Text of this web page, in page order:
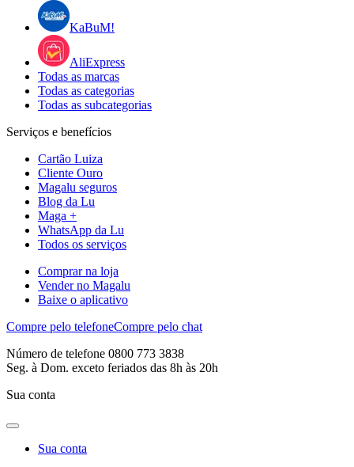
KaBuM!
AliExpress
Todas as marcas
Todas as categorias
Todas as subcategorias
Serviços e benefícios
Cartão Luiza
Cliente Ouro
Magalu seguros
Blog da Lu
Maga +
WhatsApp da Lu
Todos os serviços
Comprar na loja
Vender no Magalu
Baixe o aplicativo
Compre pelo telefoneCompre pelo chat
Número de telefone 0800 773 3838
Seg. à Dom. exceto feriados das 8h às 20h
Sua conta
Sua conta